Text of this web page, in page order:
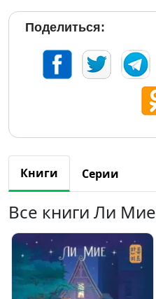
Поделиться:
Книги Серии
Все книги Ли Мие